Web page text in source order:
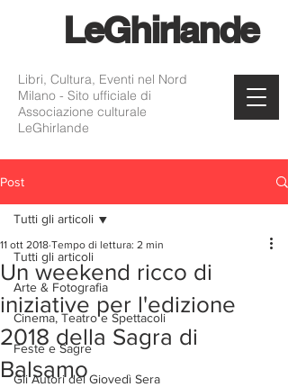
LeGhirlande
Libri, Cultura, Eventi nel Nord
Milano - Sito ufficiale di
Associazione culturale
LeGhirlande
Post
Tutti gli articoli
Arte & Fotografia
Cinema, Teatro e Spettacoli
Feste e Sagre
Gli Autori del Giovedì Sera
Tutti gli articoli
Un weekend ricco di
iniziative per l'edizione
2018 della Sagra di
Balsamo
11 ott 2018 Tempo di lettura: 2 min